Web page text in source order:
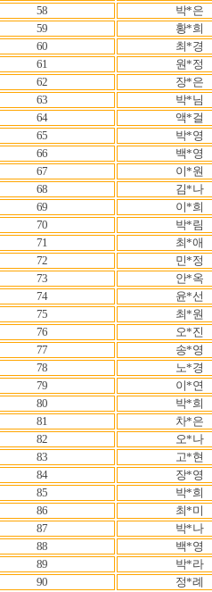
58
박*은
59
황*희
60
최*경
61
원*정
62
장*은
63
박*님
64
액*걸
65
박*영
66
백*영
67
이*원
68
김*나
69
이*희
70
박*림
71
최*애
72
민*정
73
안*옥
74
윤*선
75
최*원
76
오*진
77
송*영
78
노*경
79
이*연
80
박*희
81
차*은
82
오*나
83
고*현
84
장*영
85
박*희
86
최*미
87
박*나
88
백*영
89
박*라
90
정*례